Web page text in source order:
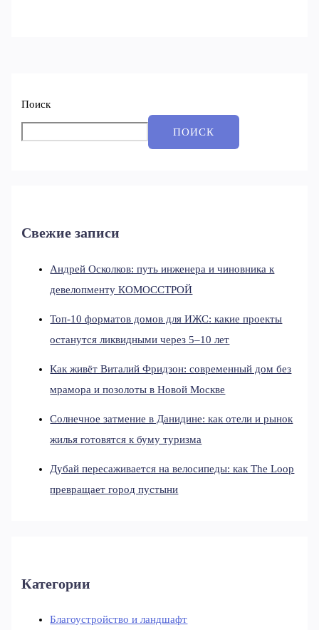
Поиск
ПОИСК
Свежие записи
Андрей Осколков: путь инженера и чиновника к
девелопменту КОМОССТРОЙ
Топ-10 форматов домов для ИЖС: какие проекты
останутся ликвидными через 5–10 лет
Как живёт Виталий Фридзон: современный дом без
мрамора и позолоты в Новой Москве
Солнечное затмение в Данидине: как отели и рынок
жилья готовятся к буму туризма
Дубай пересаживается на велосипеды: как The Loop
превращает город пустыни
Категории
Благоустройство и ландшафт